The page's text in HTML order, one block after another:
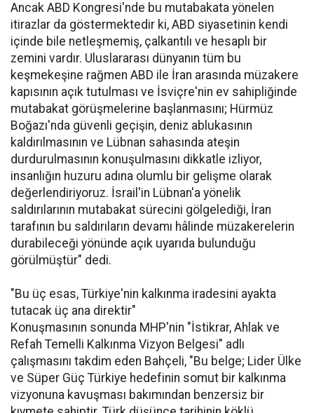
Ancak ABD Kongresi'nde bu mutabakata yönelen
itirazlar da göstermektedir ki, ABD siyasetinin kendi
içinde bile netleşmemiş, çalkantılı ve hesaplı bir
zemini vardır. Uluslararası dünyanın tüm bu
keşmekeşine rağmen ABD ile İran arasında müzakere
kapısının açık tutulması ve İsviçre'nin ev sahipliğinde
mutabakat görüşmelerine başlanmasını; Hürmüz
Boğazı'nda güvenli geçişin, deniz ablukasının
kaldırılmasının ve Lübnan sahasında ateşin
durdurulmasının konuşulmasını dikkatle izliyor,
insanlığın huzuru adına olumlu bir gelişme olarak
değerlendiriyoruz. İsrail'in Lübnan'a yönelik
saldırılarının mutabakat sürecini gölgelediği, İran
tarafının bu saldırıların devamı hâlinde müzakerelerin
durabileceği yönünde açık uyarıda bulunduğu
görülmüştür" dedi.
"Bu üç esas, Türkiye'nin kalkınma iradesini ayakta
tutacak üç ana direktir"
Konuşmasının sonunda MHP'nin "İstikrar, Ahlak ve
Refah Temelli Kalkınma Vizyon Belgesi" adlı
çalışmasını takdim eden Bahçeli, "Bu belge; Lider Ülke
ve Süper Güç Türkiye hedefinin somut bir kalkınma
vizyonuna kavuşması bakımından benzersiz bir